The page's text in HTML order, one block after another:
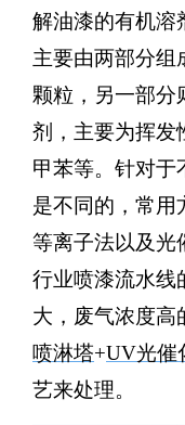
解油漆的有机溶
主要由两部分组
颗粒，另一部分
剂，主要为挥发
甲苯等。针对于
是不同的，常用
等离子法以及光
行业喷漆流水线
大，废气浓度高
喷淋塔+UV光催
艺来处理。